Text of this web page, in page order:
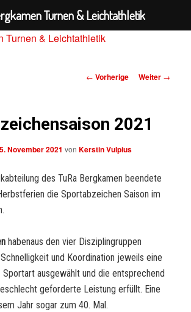
Beitrags-
← Vorherige Weiter →
2021
November 2021 vonKerstin Vulpius
des TuRa Bergkamen beendete
die Sportabzeichen Saison im
habenaus den vier Disziplingruppen
und Koordination jeweils eine
ausgewählt und die entsprechend
geforderte Leistung erfüllt. Eine
Jahr sogar zum 40. Mal.
Turnen & Leichtathletik